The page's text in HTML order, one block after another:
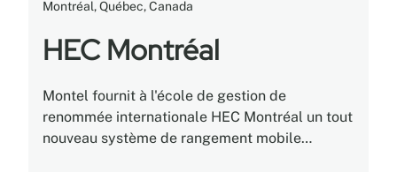
Montréal, Québec, Canada
HEC Montréal
Montel fournit à l'école de gestion de
renommée internationale HEC Montréal un tout
nouveau système de rangement mobile